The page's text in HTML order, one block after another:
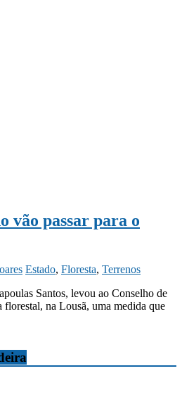
vão passar para o
Estado, Floresta, Terrenos
Santos, levou ao Conselho de
na Lousã, uma medida que